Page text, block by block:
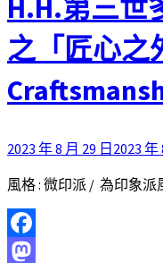
H.H.第三世
之「匠心之
2023 年 8 月 29 日 2023 年
風格 : 微印派 / 為印象
Facebook